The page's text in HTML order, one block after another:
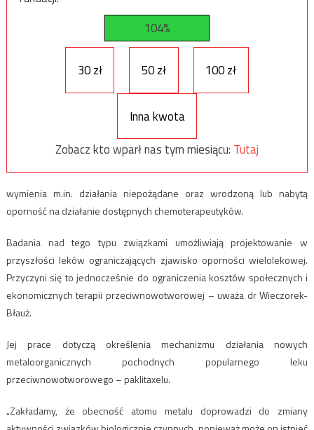
104%
30 zł 50 zł 100 zł
Inna kwota
Zobacz kto wparł nas tym miesiącu: Tutaj
wymienia m.in. działania niepożądane oraz wrodzoną lub nabytą
oporność na działanie dostępnych chemoterapeutyków.
Badania nad tego typu związkami umożliwiają projektowanie w
przyszłości leków ograniczających zjawisko oporności wielolekowej.
Przyczyni się to jednocześnie do ograniczenia kosztów społecznych i
ekonomicznych terapii przeciwnowotworowej – uważa dr Wieczorek-
Błauż.
Jej prace dotyczą określenia mechanizmu działania nowych
metaloorganicznych pochodnych popularnego leku
przeciwnowotworowego – paklitaxelu.
„Zakładamy, że obecność atomu metalu doprowadzi do zmiany